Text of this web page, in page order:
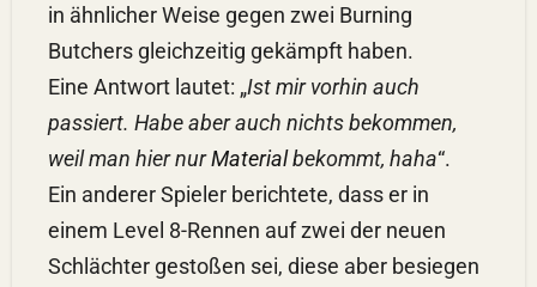
in ähnlicher Weise gegen zwei Burning
Butchers gleichzeitig gekämpft haben.
Eine Antwort lautet: „Ist mir vorhin auch
passiert. Habe aber auch nichts bekommen,
weil man hier nurMaterialbekommt, haha“.
Ein anderer Spieler berichtete, dass er in
einem Level 8-Rennen auf zwei der neuen
Schlächter gestoßen sei, diese aber besiegen